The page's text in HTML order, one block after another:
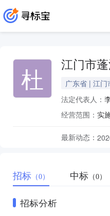
杜 江门市
广东省 | 江门
法定代表人：
经营范围： 实
最新动态：
招标 （0） 中标 （0）
招标分析